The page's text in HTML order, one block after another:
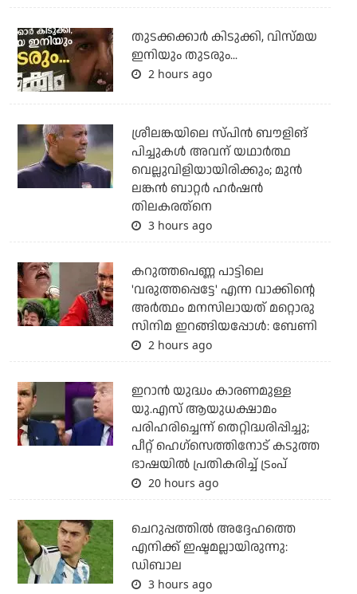
തുടക്കക്കാര്‍ കിടുക്കി, വിസ്മയ
ഇനിയും തുടരും...
2 hours ago
ശ്രീലങ്കയിലെ സ്പിന്‍ ബൗളിങ്
പിച്ചുകള്‍ അവന് യഥാര്‍ത്ഥ
വെല്ലുവിളിയായിരിക്കും; മുന്‍
ലങ്കന്‍ ബാറ്റര്‍ ഹര്‍ഷന്‍
തിലകരത്‌നെ
3 hours ago
കറുത്തപെണ്ണ പാട്ടിലെ
'വരുത്തപ്പെട്ടേ' എന്ന വാക്കിന്റെ
അർത്ഥം മനസിലായത് മറ്റൊരു
സിനിമ ഇറങ്ങിയപ്പോൾ: ബേണി
2 hours ago
ഇറാന്‍ യുദ്ധം കാരണമുള്ള
യു.എസ് ആയുധക്ഷാമം
പരിഹരിച്ചെന്ന് തെറ്റിദ്ധരിപ്പിച്ചു;
പീറ്റ് ഹെഗ്‌സെത്തിനോട് കടുത്ത
ഭാഷയില്‍ പ്രതികരിച്ച് ട്രംപ്
20 hours ago
ചെറുപ്പത്തില്‍ അദ്ദേഹത്തെ
എനിക്ക് ഇഷ്ടമല്ലായിരുന്നു:
ഡിബാല
3 hours ago